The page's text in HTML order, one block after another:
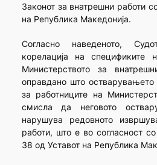
Законот за внатрешни работи
на Република Македонија.
Согласно наведеното,
корелација на спецификите
Министерството за
оправдано што остварувањето
за работниците на
смисла да неговото
нарушува редовното
работи, што е во согласност
38 од Уставот на Република